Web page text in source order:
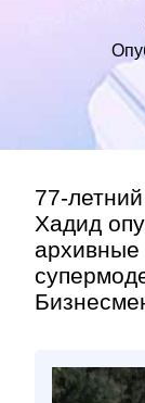
77-
Хадид
»
Контакт